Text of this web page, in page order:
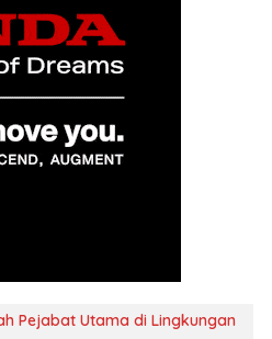
Pejabat Utama di Lingkungan